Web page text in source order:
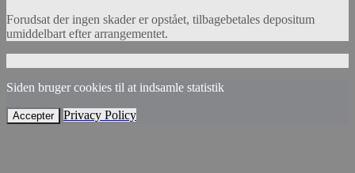
Forudsat der ingen skader er opstået, tilbagebetales depositum
umiddelbart efter arrangementet.
Siden bruger cookies til at indsamle statistik
Accepter Privacy Policy